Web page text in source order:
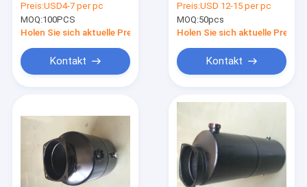
Hydrauliköl-Behälter
mit 2.5L 211mm
Preis:USD4-7 per pc
MOQ:100PCS
Holen Sie sich aktuelle Preis
Kontakt
horizontaler
Montage
Preis:USD 12-15 per pc
MOQ:50pcs
Holen Sie sich aktuelle Preis
Kontakt